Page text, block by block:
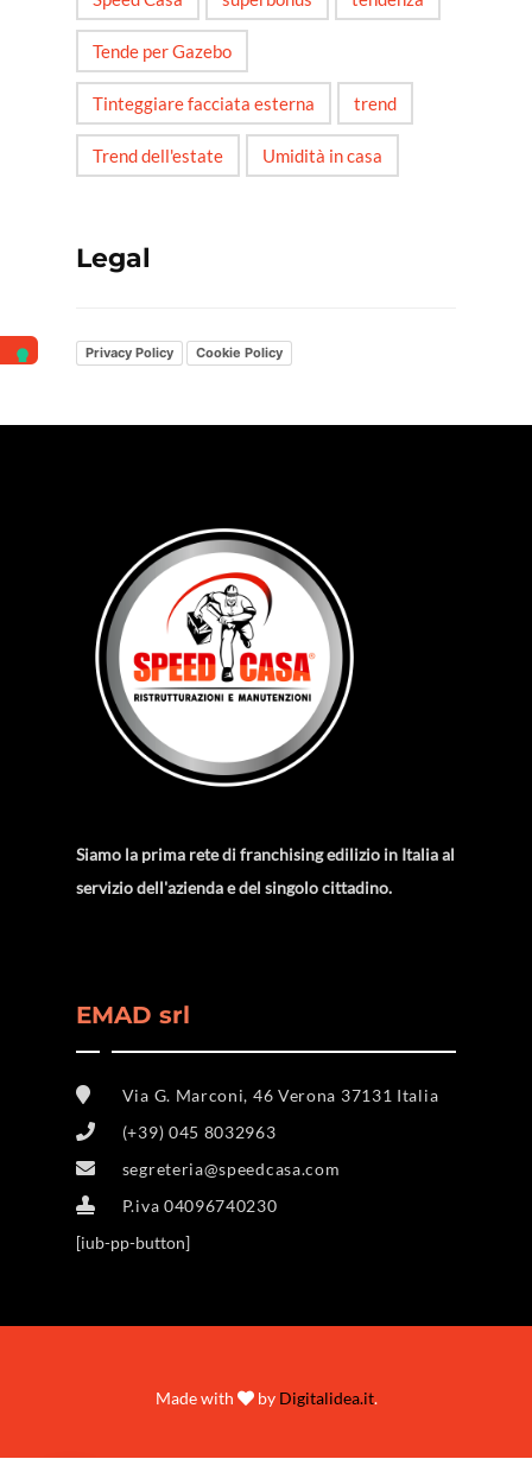
Tende per Gazebo
Tinteggiare facciata esterna trend
Trend dell'estate Umidità in casa
Legal
Privacy Policy Cookie Policy
Siamo la prima rete di franchising edilizio in Italia al
servizio dell'azienda e del singolo cittadino.
EMAD srl
Via G. Marconi, 46 Verona 37131 Italia
(+39) 045 8032963
segreteria@speedcasa.com
P.iva 04096740230
[iub-pp-button]
Made with by Digitalidea.it.